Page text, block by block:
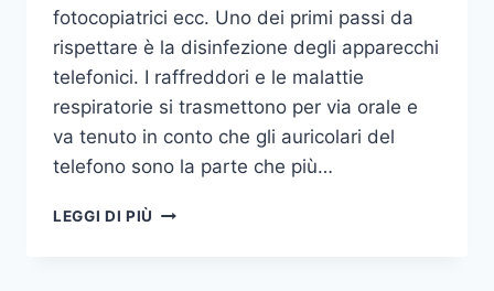
fotocopiatrici ecc. Uno dei primi passi da
rispettare è la disinfezione degli apparecchi
telefonici. I raffreddori e le malattie
respiratorie si trasmettono per via orale e
va tenuto in conto che gli auricolari del
telefono sono la parte che più…
LEGGI DI PIÙ UN